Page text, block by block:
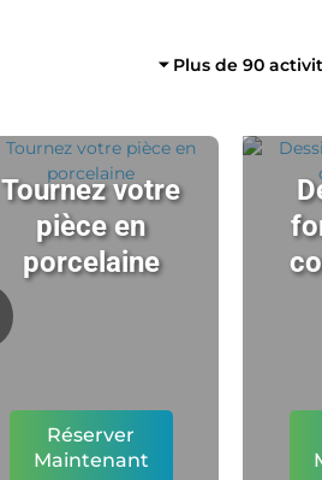
⏷ Plus de 90
Tournez votre
pièce en
porcelaine
Réserver
Maintenant